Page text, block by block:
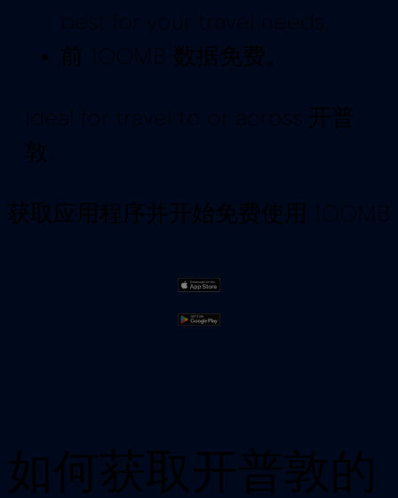
best for your travel needs.
前 100MB 数据免费。
Ideal for travel to or across 开普
敦.
获取应用程序并开始免费使用 100MB
如何获取开普敦的